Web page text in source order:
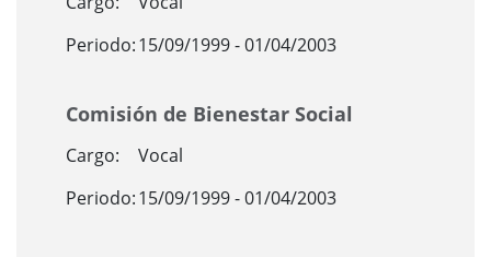
Periodo:15/09/1999 - 01/04/2003
Comisión de Bienestar Social
Cargo:
Vocal
Periodo:15/09/1999 - 01/04/2003